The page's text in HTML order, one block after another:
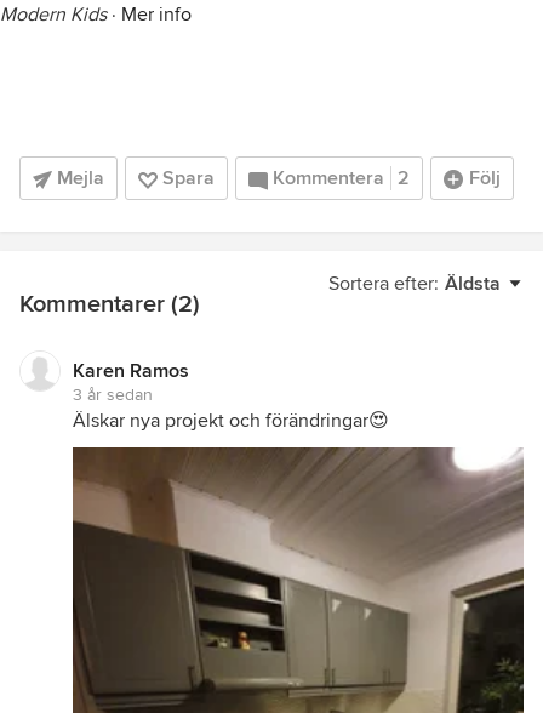
Modern Kids· Mer info
Mejla Spara Kommentera 2 Följ
Sortera efter: Äldsta
Kommentarer (2)
Karen Ramos
3 år sedan
Älskar nya projekt och förändringar😍